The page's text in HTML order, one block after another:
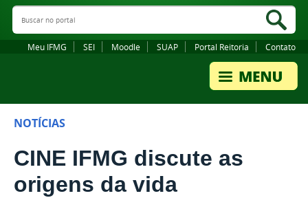
Buscar no portal
Meu IFMG SEI Moodle SUAP Portal Reitoria Contato
NOTÍCIAS
CINE IFMG discute as
origens da vida